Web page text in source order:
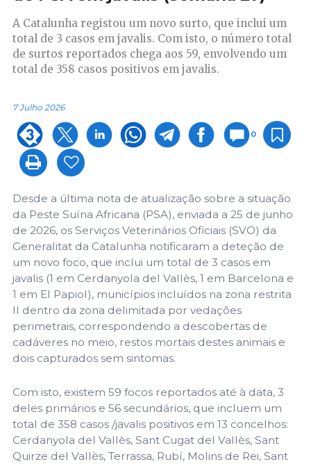
A Catalunha registou um novo surto, que inclui um
total de 3 casos em javalis. Com isto, o número total
de surtos reportados chega aos 59, envolvendo um
total de 358 casos positivos em javalis.
7 Julho 2026
0
Desde a última nota de atualização sobre a situação
da Peste Suína Africana (PSA), enviada a 25 de junho
de 2026, os Serviços Veterinários Oficiais (SVO) da
Generalitat da Catalunha notificaram a deteção de
um novo foco, que inclui um total de 3 casos em
javalis (1 em Cerdanyola del Vallès, 1 em Barcelona e
1 em El Papiol), municípios incluídos na zona restrita
II dentro da zona delimitada por vedações
perimetrais, correspondendo a descobertas de
cadáveres no meio, restos mortais destes animais e
dois capturados sem sintomas.
Com isto, existem 59 focos reportados até à data, 3
deles primários e 56 secundários, que incluem um
total de 358 casos /javalis positivos em 13 concelhos:
Cerdanyola del Vallès, Sant Cugat del Vallès, Sant
Quirze del Vallès, Terrassa, Rubí, Molins de Rei, Sant